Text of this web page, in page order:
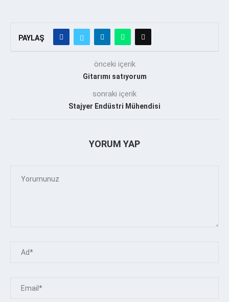
PAYLAŞ
önceki içerik
Gitarımı satıyorum
sonraki içerik
Stajyer Endüstri Mühendisi
YORUM YAP